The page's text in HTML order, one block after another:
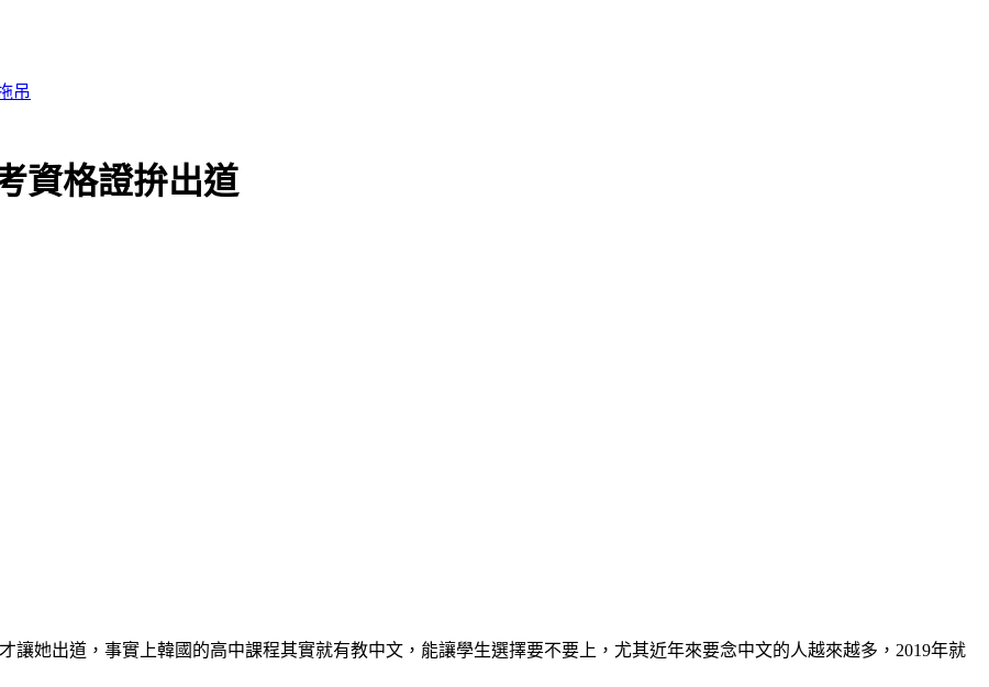
吊
資格證拚出道
讓她出道，事實上韓國的高中課程其實就有教中文，能讓學生選擇要不要上，尤其近年來要念中文的人越來越多，2019年就